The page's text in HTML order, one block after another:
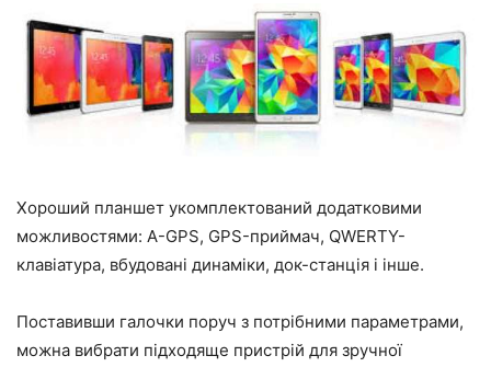
Хороший планшет укомплектований додатковими
можливостями: A-GPS, GPS-приймач, QWERTY-
клавіатура, вбудовані динаміки, док-станція і інше.
Поставивши галочки поруч з потрібними параметрами,
можна вибрати підходяще пристрій для зручної